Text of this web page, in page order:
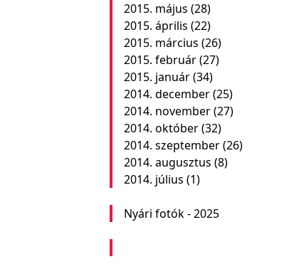
2015. május (28)
2015. április (22)
2015. március (26)
2015. február(27)
2015. január(34)
2014. december(25)
2014. november(27)
2014. október(32)
2014. szeptember(26)
2014. augusztus (8)
2014. július (1)
Nyári fotók - 2025